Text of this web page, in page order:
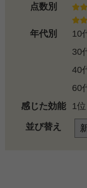
点数別
年代別 10
30
40
60
感じた効能
1位
並び替え